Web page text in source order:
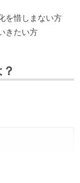
を惜しまない方
きたい方